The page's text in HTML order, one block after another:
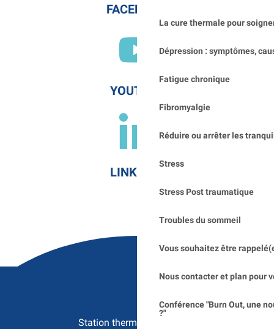
La cure thermale pour
Dépression : symptômes,
Fatigue chronique
Fibromyalgie
Réduire ou arrêter les
Stress
Stress Post traumatique
Troubles du sommeil
Vous souhaitez être
Nous contacter et plan pour
Conférence "Burn Out, une
?"
FACEBOOK
YOUTUBE
LINKEDIN
Station thermale de Saujon